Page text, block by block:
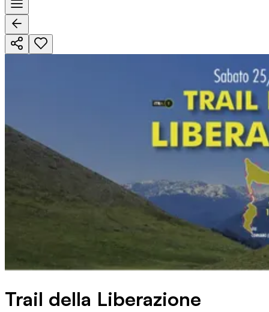
Trail della Liberazione